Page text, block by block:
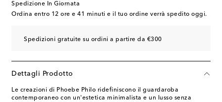
Spedizione In Giornata
Ordina entro 12 ore e 41 minuti e il tuo ordine verrà spedito oggi.
Spedizioni gratuite su ordini a partire da €300
Dettagli Prodotto
Le creazioni di Phoebe Philo ridefiniscono il guardaroba
contemporaneo con un'estetica minimalista e un lusso senza